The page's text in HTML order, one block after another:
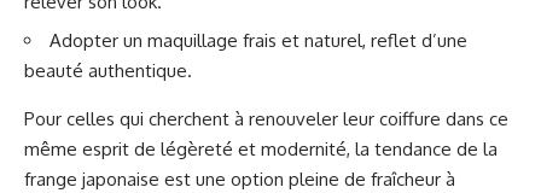
Adopter un maquillage frais et naturel, reflet d’une
beauté authentique.
Pour celles qui cherchent à renouveler leur coiffure dans ce
même esprit de légèreté et modernité, la tendance de la
frange japonaise est une option pleine de fraîcheur à